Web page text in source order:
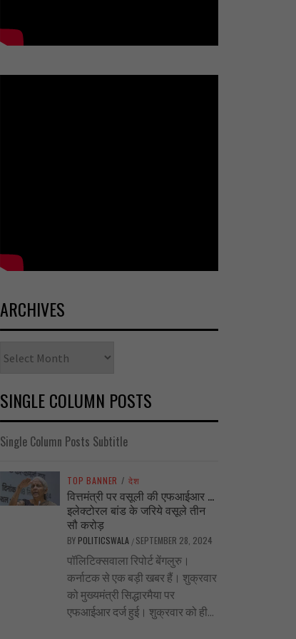
ARCHIVES
SINGLE COLUMN POSTS
Single Column Posts Subtitle
TOP BANNER / देश
वित्तमंत्री पर वसूली की एफआईआर …
इलेक्टोरल बांड के जरिये वसूले तीन
सौ करोड़
BY POLITICSWALA / SEPTEMBER 28, 2024
पॉलिटिक्सवाला रिपोर्ट बेंगलुरु।
कर्नाटक से एक बड़ी खबर हैं। शुक्रवार
को मुख्यमंत्री सिद्धारमैया पर
एफआईआर दर्ज हुई। शुक्रवार को ही...